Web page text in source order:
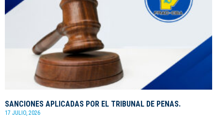
SANCIONES APLICADAS POR EL TRIBUNAL DE PENAS.
17 JULIO, 2026